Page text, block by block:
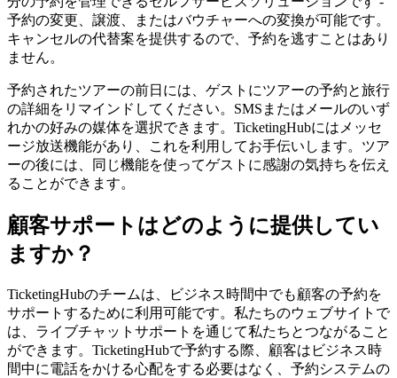
予約の変更、譲渡、またはバウチャーへの変換が可能です。
キャンセルの代替案を提供するので、予約を逃すことはあり
ません。
予約されたツアーの前日には、ゲストにツアーの予約と旅行
の詳細をリマインドしてください。SMSまたはメールのいず
れかの好みの媒体を選択できます。TicketingHubにはメッセ
ージ放送機能があり、これを利用してお手伝いします。ツア
ーの後には、同じ機能を使ってゲストに感謝の気持ちを伝え
ることができます。
顧客サポートはどのように提供してい
ますか？
TicketingHubのチームは、ビジネス時間中でも顧客の予約を
サポートするために利用可能です。私たちのウェブサイトで
は、ライブチャットサポートを通じて私たちとつながること
ができます。TicketingHubで予約する際、顧客はビジネス時
間中に電話をかける心配をする必要はなく、予約システムの